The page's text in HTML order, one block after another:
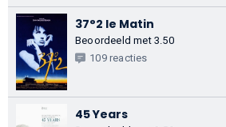
37°2 le Matin
Beoordeeld met 3.50
109 reacties
45 Years